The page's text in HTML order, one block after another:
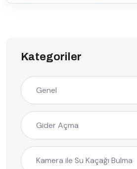
Kategoriler
Genel
Gider Açma
Kamera ile Su Kaçağı Bulma